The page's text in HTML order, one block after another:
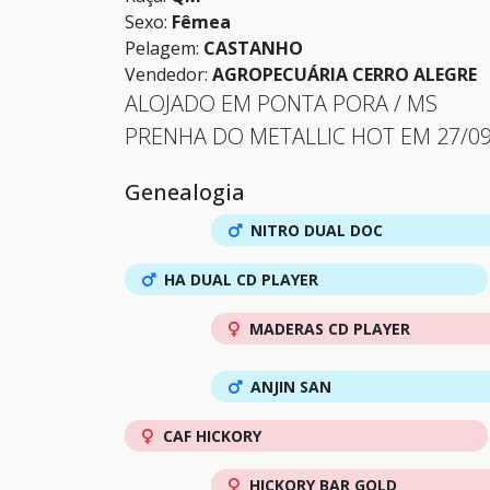
Sexo: Fêmea
Pelagem: CASTANHO
Vendedor: AGROPECUÁRIA CERRO ALEGRE
ALOJADO EM PONTA PORA / MS
PRENHA DO METALLIC HOT EM 27/
Genealogia
NITRO DUAL DOC
HA DUAL CD PLAYER
MADERAS CD PLAYER
ANJIN SAN
CAF HICKORY
HICKORY BAR GOLD